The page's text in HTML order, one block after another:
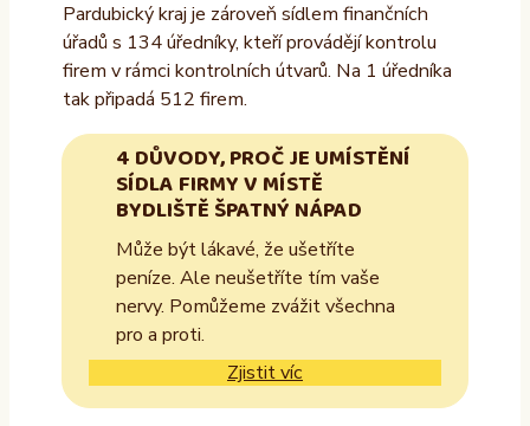
Pardubický kraj je zároveň sídlem finančních
úřadů s 134 úředníky, kteří provádějí kontrolu
firem v rámci kontrolních útvarů. Na 1 úředníka
tak připadá 512 firem.
4 DŮVODY, PROČ JE UMÍSTĚNÍ
SÍDLA FIRMY V MÍSTĚ
BYDLIŠTĚ ŠPATNÝ NÁPAD
Může být lákavé, že ušetříte
peníze. Ale neušetříte tím vaše
nervy. Pomůžeme zvážit všechna
pro a proti.
Zjistit víc